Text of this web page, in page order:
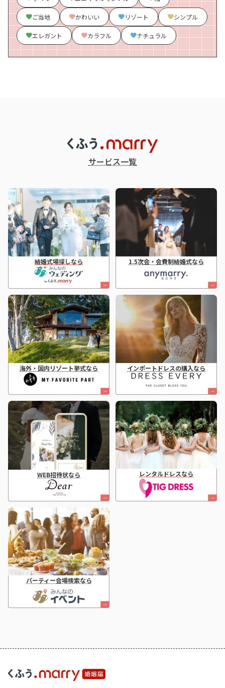
ご当地 かわいい リゾート シンプル
エレガント カラフル ナチュラル
サービス一覧
結婚式場探しなら 1.5次会・会費制結婚式なら
海外・国内リゾート挙式なら インポートドレスの購入なら
WEB招待状なら レンタルドレスなら
パーティー会場検索なら